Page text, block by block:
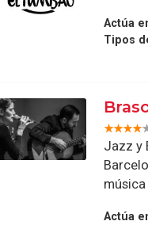
Actúa
Tipos
Jazz y
Actúa